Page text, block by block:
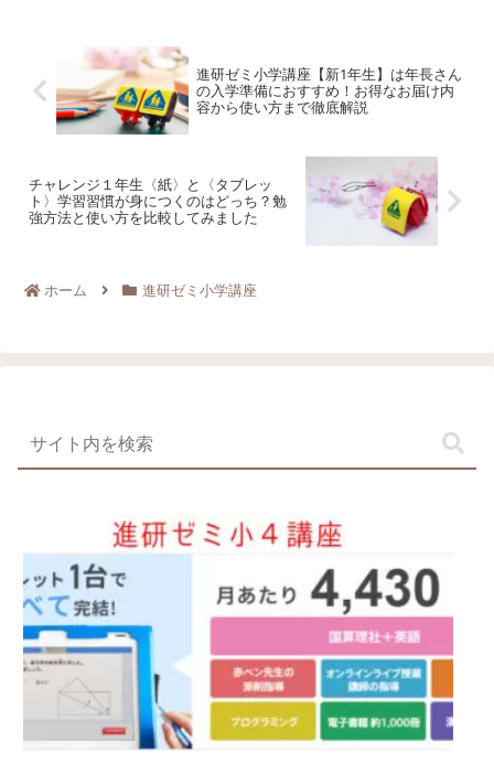
進研ゼミ小学講座【新1年生】は年長さん
の入学準備におすすめ！お得なお届け内
容から使い方まで徹底解説
チャレンジ１年生〈紙〉と〈タブレッ
ト〉学習習慣が身につくのはどっち？勉
強方法と使い方を比較してみました
ホーム 進研ゼミ小学講座